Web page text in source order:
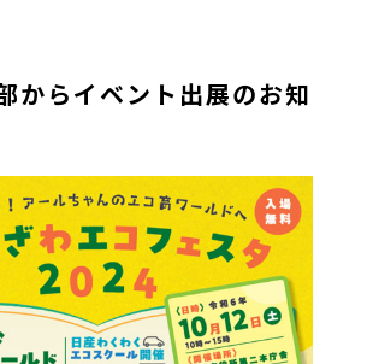
からイベント出展のお知